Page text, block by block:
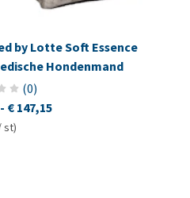
by Lotte Soft Essence
Hondenmand
(0)
- € 147,15
st)